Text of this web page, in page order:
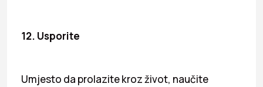
12. Usporite
Umjesto da prolazite kroz život, naučite